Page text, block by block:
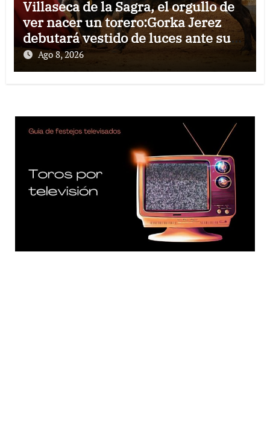
Villaseca de la Sagra, el orgullo de
ver nacer un torero:Gorka Jerez
debutará vestido de luces ante su
pueblo
Ago 8, 2026